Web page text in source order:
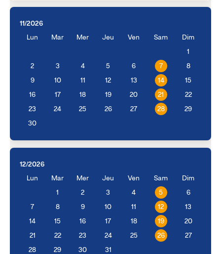
11/2026
Lun
Mar Mer Jeu Ven Sam Dim
1
2 3 4 5 6 7 8
9 10 11 12 13 14 15
16 17 18 19 20 21 22
23 24 25 26 27 28 29
30
12/2026
Lun
Mar Mer Jeu Ven Sam Dim
1 2 3 4 5 6
7 8 9 10 11 12 13
14 15 16 17 18 19 20
21 22 23 24 25 26 27
28 29 30 31